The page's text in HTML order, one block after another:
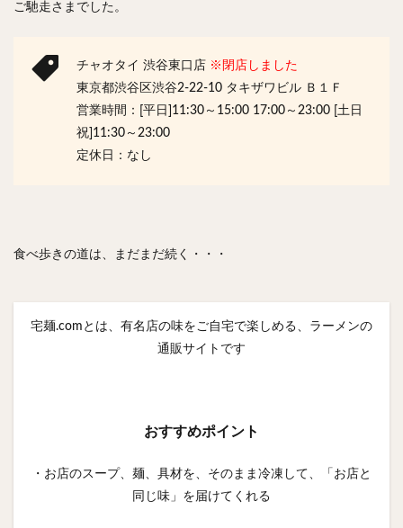
ご馳走さまでした。
チャオタイ 渋谷東口店 ※閉店しました
東京都渋谷区渋谷2-22-10 タキザワビル Ｂ１Ｆ
営業時間：[平日]11:30～15:00 17:00～23:00 [土日
祝]11:30～23:00
定休日：なし
食べ歩きの道は、まだまだ続く・・・
宅麺.comとは、有名店の味をご自宅で楽しめる、ラーメンの
通販サイトです
おすすめポイント
・お店のスープ、麺、具材を、そのまま冷凍して、「お店と
同じ味」を届けてくれる